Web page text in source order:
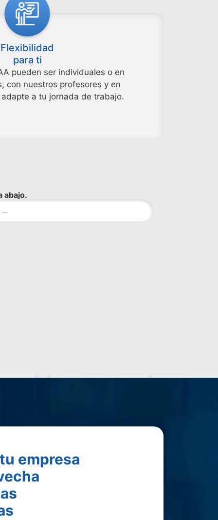
Flexibilidad
para ti
pueden ser individuales o en
con nuestros profesores y en
a tu jornada de trabajo.
abajo.
empresa